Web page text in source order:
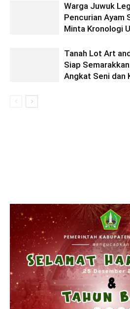
Warga Juwuk
Pencurian Ayam
Minta Kronologi
Tanah Lot Art
Siap
Angkat Seni dan